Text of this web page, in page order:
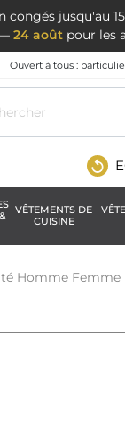
congés jusqu'au
24 août pour les
Ouvert à tous :
VÊTEMENTS DE
CUISINE
Homme Femme